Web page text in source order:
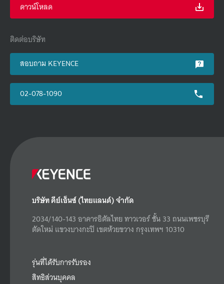
ดาวน์โหลด
ติดต่อบริษัท
สอบถาม KEYENCE
02-078-1090
บริษัท คีย์เอ็นซ์ (ไทยแลนด์) จำกัด
2034/140-143 อาคารอิตัลไทย ทาวเวอร์ ชั้น 33 ถนนเพชรบุรี
ตัดใหม่ แขวงบางกะปิ เขตห้วยขวาง กรุงเทพฯ 10310
รุ่นที่ได้รับการรับรอง
สิทธิส่วนบุคคล